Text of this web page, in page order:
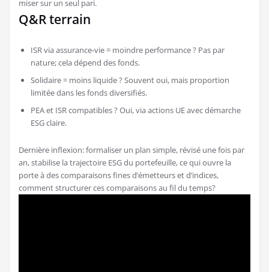
miser sur un seul pari.
Q&R terrain
ISR via assurance-vie = moindre performance ? Pas par
nature; cela dépend des fonds.
Solidaire = moins liquide ? Souvent oui, mais proportion
limitée dans les fonds diversifiés.
PEA et ISR compatibles ? Oui, via actions UE avec démarche
ESG claire.
Dernière inflexion: formaliser un plan simple, révisé une fois par
an, stabilise la trajectoire ESG du portefeuille, ce qui ouvre la
porte à des comparaisons fines d’émetteurs et d’indices,
comment structurer ces comparaisons au fil du temps?